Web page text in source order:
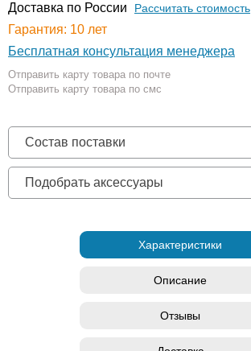
Доставка по России Рассчитать стоимость
Гарантия: 10 лет
Бесплатная консультация менеджера
Отправить карту товара по почте
Отправить карту товара по смс
Состав поставки
Подобрать аксессуары
Характеристики
Описание
Отзывы